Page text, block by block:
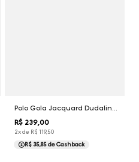
Polo Gola Jacquard Dudalina Masculina
R$ 239,00
2x de R$ 119,50
R$ 35,85de Cashback